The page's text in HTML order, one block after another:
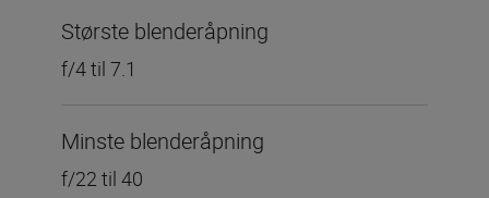
Største blenderåpning
f/4 til 7.1
Minste blenderåpning
f/22 til 40